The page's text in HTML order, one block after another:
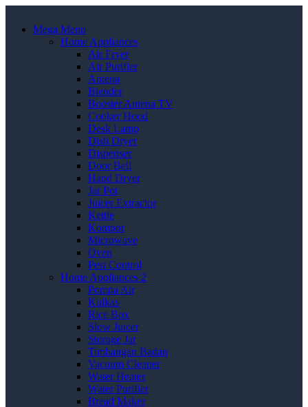
Mega Menu
Home Appliances
Air Fryer
Air Purifier
Antena
Blender
Booster Antena TV
Cooker Hood
Desk Lamp
Dish Dryer
Dispenser
Door Bell
Hand Dryer
Jar Pot
Juicer Extractor
Kettle
Kompor
Microwave
Oven
Pest Control
Home Appliances 2
Pompa Air
Kulkas
Rice Box
Slow Juicer
Storage Jar
Timbangan Badan
Vacuum Cleaner
Water Heater
Water Purifier
Bread Maker